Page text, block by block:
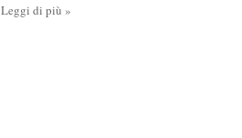
Leggi di più »